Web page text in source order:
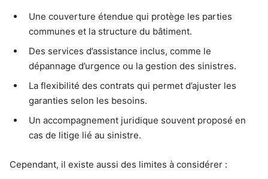
Une couverture étendue qui protège les parties
communes et la structure du bâtiment.
Des services d’assistance inclus, comme le
dépannage d’urgence ou la gestion des sinistres.
La flexibilité des contrats qui permet d’ajuster les
garanties selon les besoins.
Un accompagnement juridique souvent proposé en
cas de litige lié au sinistre.
Cependant, il existe aussi des limites à considérer :